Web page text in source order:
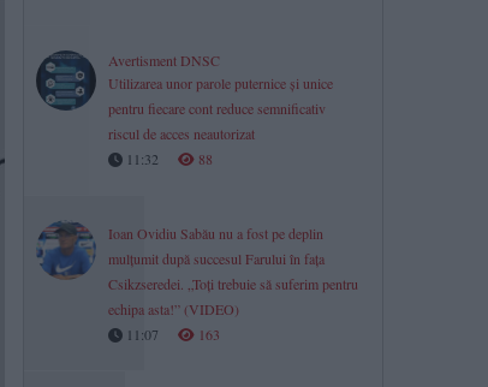
Avertisment DNSC
Utilizarea unor parole puternice și unice
pentru fiecare cont reduce semnificativ
riscul de acces neautorizat
11:32
88
Ioan Ovidiu Sabău nu a fost pe deplin
mulțumit după succesul Farului în fața
Csikzseredei. „Toți trebuie să suferim pentru
echipa asta!” (VIDEO)
11:07
163